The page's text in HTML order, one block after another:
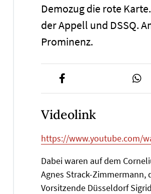
Demozug die rote
der Appell und DSSQ.
Prominenz.
Videolink
https://www.youtube.com/
Dabei waren auf dem
Agnes Strack-Zimmermann,
Vorsitzende Düsseldorf